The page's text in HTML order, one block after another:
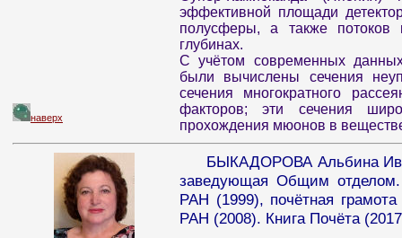
эффективной площади
полусферы, а также
глубинах.
С учётом современных
были вычислены сечения
сечения многократного
факторов; эти сечения
прохождения мюонов в
наверх
БЫКАДОРОВА Альбина
заведующая Общим отделом.
РАН (1999), почётная
РАН (2008). Книга Почёта